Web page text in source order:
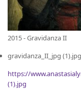
2015 - Gravidanza II
gravidanza_II_jpg (1).jpg
https://
(1).jpg